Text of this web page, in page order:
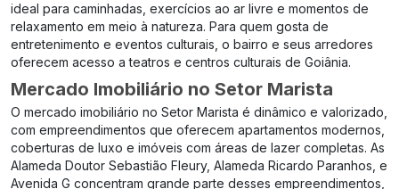
ideal para caminhadas, exercícios ao ar livre e momentos de
relaxamento em meio à natureza. Para quem gosta de
entretenimento e eventos culturais, o bairro e seus arredores
oferecem acesso a teatros e centros culturais de Goiânia.
Mercado Imobiliário no Setor Marista
O mercado imobiliário no Setor Marista é dinâmico e valorizado,
com empreendimentos que oferecem apartamentos modernos,
coberturas de luxo e imóveis com áreas de lazer completas. As
Alameda Doutor Sebastião Fleury, Alameda Ricardo Paranhos , e
Avenida G concentram grande parte desses empreendimentos,